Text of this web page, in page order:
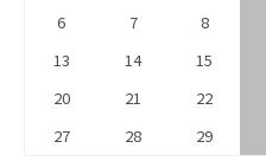
6
7 8
13
14 15
20
21 22
27
28 29